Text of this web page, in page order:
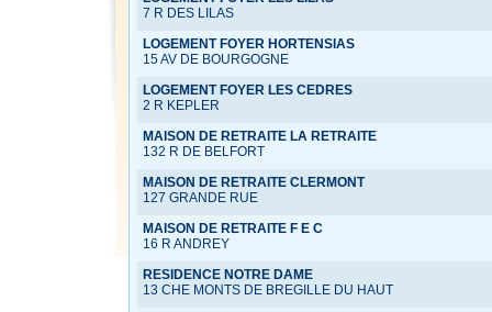
7 R DES LILAS
LOGEMENT FOYER HORTENSIAS
15 AV DE BOURGOGNE
LOGEMENT FOYER LES CEDRES
2 R KEPLER
MAISON DE RETRAITE LA RETRAITE
132 R DE BELFORT
MAISON DE RETRAITE CLERMONT
127 GRANDE RUE
MAISON DE RETRAITE F E C
16 R ANDREY
RESIDENCE NOTRE DAME
13 CHE MONTS DE BREGILLE DU HAUT